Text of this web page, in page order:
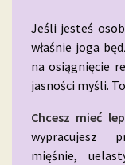
Jeśli jesteś
właśnie joga
na osiągnięcie
jasności myśli.
Chcesz mieć
wypracujesz
mięśnie,